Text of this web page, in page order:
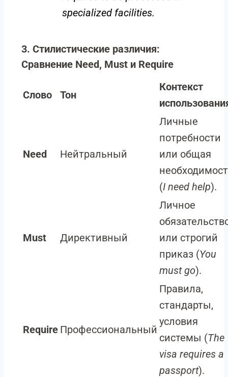
specialized facilities.
3. Стилистические различия:
Сравнение Need, Must и Require
Слово Тон
Контекст
Need Нейтральный
Личные
потребности
или общая
(I need help).
Must Директивный
Личное
или строгий
приказ (You
must go).
Require Профессиональный
Правила,
стандарты,
условия
системы (The
visa requires a
passport).